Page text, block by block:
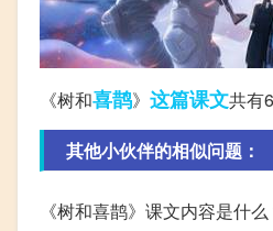
《树和喜鹊》 这篇课文共有
其他小伙伴的相似问题：
《树和喜鹊》课文内容是什么